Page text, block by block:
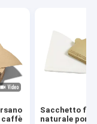
caffè
Sacchetto
naturale